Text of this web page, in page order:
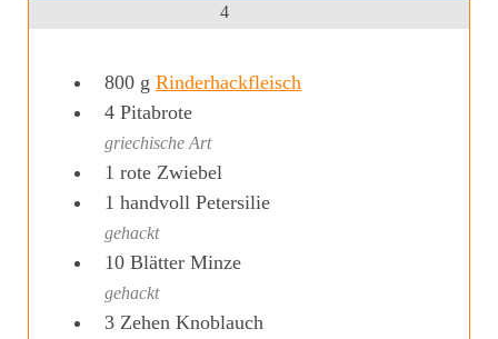
4
800 g Rinderhackfleisch
4 Pitabrote
griechische Art
1 rote Zwiebel
1 handvoll Petersilie
gehackt
10 Blätter Minze
gehackt
3 Zehen Knoblauch